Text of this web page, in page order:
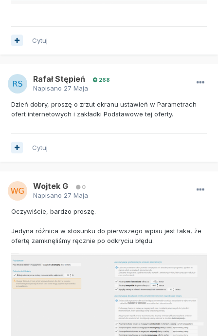
Cytuj
Rafał Stępień 268
Napisano 27 Maja
Dzień dobry, proszę o zrzut ekranu ustawień w Parametrach
ofert internetowych i zakładki Podstawowe tej oferty.
Cytuj
Wojtek G 0
Napisano 27 Maja
Oczywiście, bardzo proszę.
Jedyna różnica w stosunku do pierwszego wpisu jest taka, że
ofertę zamknęliśmy ręcznie po odkryciu błędu.